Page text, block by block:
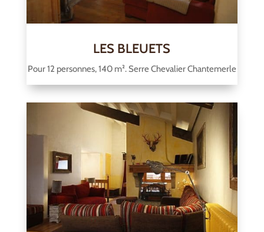
LES BLEUETS
Pour 12 personnes, 140 m². Serre Chevalier Chantemerle